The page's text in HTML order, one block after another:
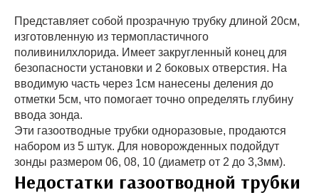
Представляет собой прозрачную трубку длиной 20см,
изготовленную из термопластичного
поливинилхлорида. Имеет закругленный конец для
безопасности установки и 2 боковых отверстия. На
вводимую часть через 1см нанесены деления до
отметки 5см, что помогает точно определять глубину
ввода зонда.
Эти газоотводные трубки одноразовые, продаются
набором из 5 штук. Для новорожденных подойдут
зонды размером 06, 08, 10 (диаметр от 2 до 3,3мм).
Недостатки газоотводной трубки